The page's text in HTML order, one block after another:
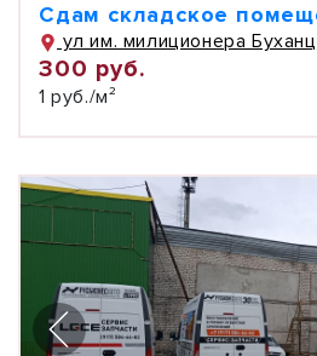
Сдам складское
ул им. милиционера
300 руб.
1 руб./м²